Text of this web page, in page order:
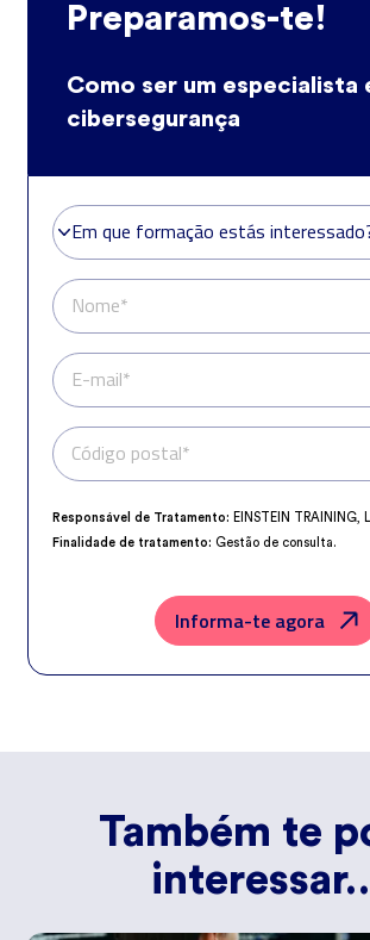
Preparamos-te!
Como ser um especialista
cibersegurança
Em que formação estás
Em que formação estás
Nome*
E-mail*
Telefone*
Código postal*
Responsável de Tratamento: EINSTEIN TRAINING,
Finalidade de tratamento: Gestão de consulta.
aceder, retificar e excluir os dados, bem
conforme o explicito naPolítica de Privacidade.
Informa-te agora
Também te